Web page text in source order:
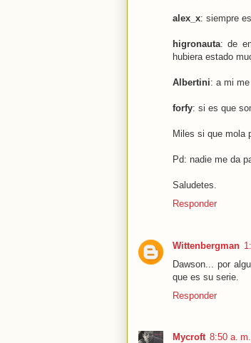
alex_x: siempre
higronauta: de
hubiera estado
Albertini: a mi
forfy: si es que
Miles si que mola
Pd: nadie me da
Saludetes.
Responder
Wittenbergman
Dawson... por
que es su serie.
Responder
Mycroft 8:50 a. m.